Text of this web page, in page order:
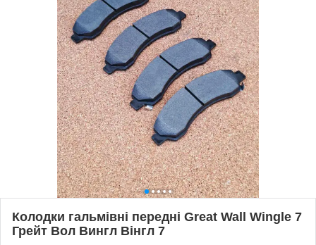
Колодки гальмівні передні Great Wall Wingle 7
Грейт Вол Вингл Вінгл 7